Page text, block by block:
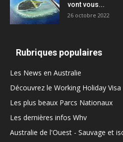
vont vous...
26 octobre 2022
Rubriques populaires
Les News en Australie
Découvrez le Working Holiday Visa
Les plus beaux Parcs Nationaux
Les dernières infos Whv
Australie de l'Ouest - Sauvage et